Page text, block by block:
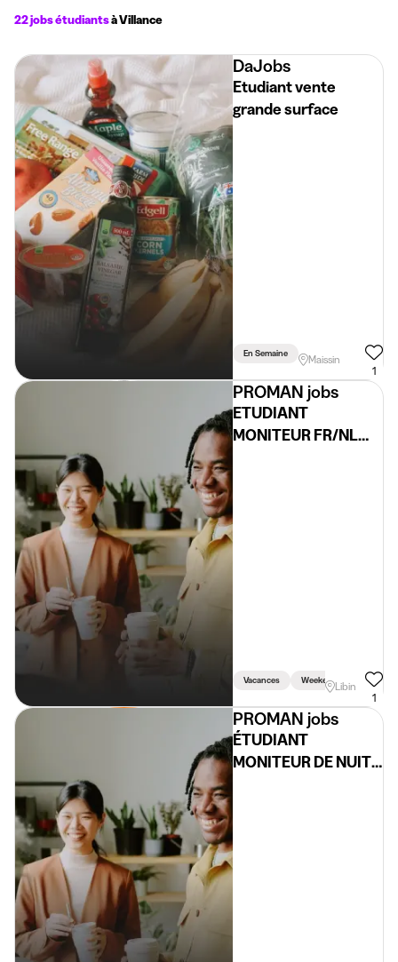
22 jobs étudiantsà Villance
DaJobs
Etudiant vente
grande surface
En Semaine
Maissin
1
PROMAN jobs
ETUDIANT
MONITEUR FR/NL
Vacances WeekendLibin
1
PROMAN jobs
ÉTUDIANT
MONITEUR DE NUIT